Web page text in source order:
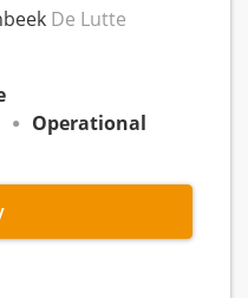
De Lutte
Operational